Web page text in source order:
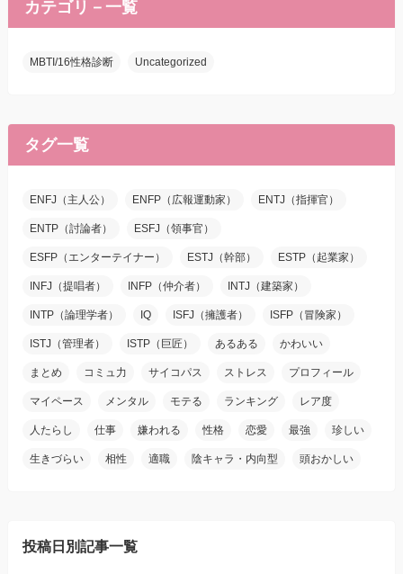
カテゴリ－一覧
MBTI/16性格診断 Uncategorized
タグ一覧
ENFJ（主人公） ENFP（広報運動家） ENTJ（指揮官）
ENTP（討論者） ESFJ（領事官）
ESFP（エンターテイナー） ESTJ（幹部） ESTP（起業家）
INFJ（提唱者） INFP（仲介者） INTJ（建築家）
INTP（論理学者） IQ ISFJ（擁護者） ISFP（冒険家）
ISTJ（管理者） ISTP（巨匠） あるある かわいい
まとめ コミュ力 サイコパス ストレス プロフィール
マイペース メンタル モテる ランキング レア度
人たらし 仕事 嫌われる 性格 恋愛 最強 珍しい
生きづらい 相性 適職 陰キャラ・内向型 頭おかしい
投稿日別記事一覧